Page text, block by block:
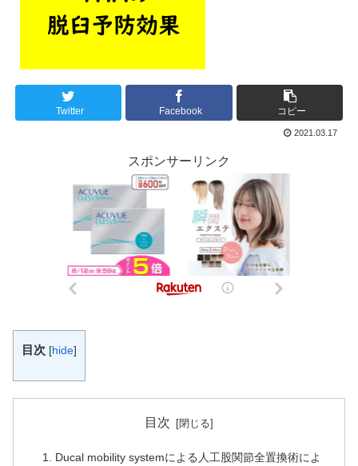
Twitter Facebook コピー
2021.03.17
スポンサーリンク
目次 [hide]
目次
Ducal mobility systemによる人工股関節全置換術によ